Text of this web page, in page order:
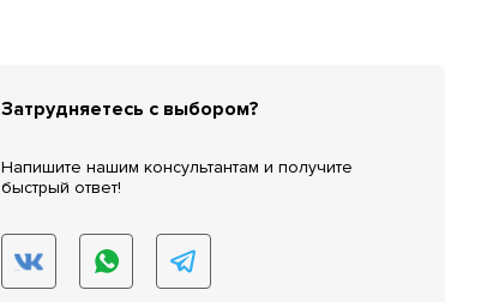
Затрудняетесь с выбором?
Напишите нашим консультантам и получите
быстрый ответ!